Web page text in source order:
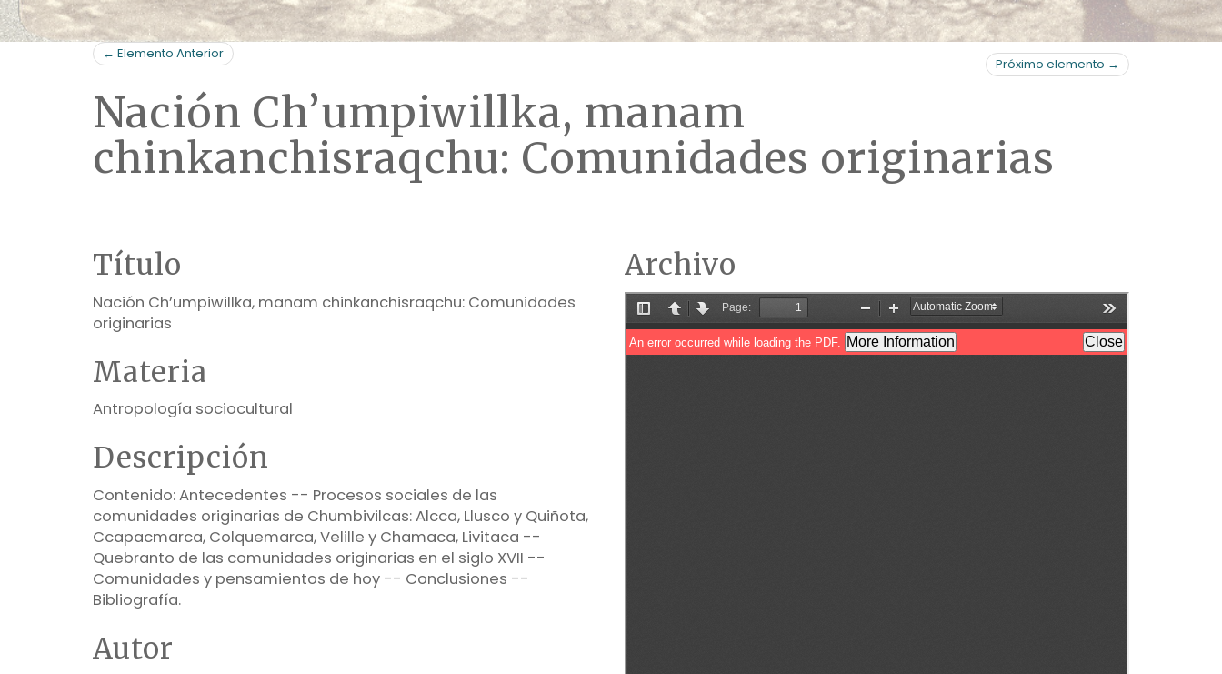
← Elemento Anterior
Próximo elemento →
Nación Ch’umpiwillka, manam
chinkanchisraqchu: Comunidades originarias
Título
Nación Ch’umpiwillka, manam chinkanchisraqchu: Comunidades
originarias
Materia
Antropología sociocultural
Descripción
Contenido: Antecedentes -- Procesos sociales de las
comunidades originarias de Chumbivilcas: Alcca, Llusco y Quiñota,
Ccapacmarca, Colquemarca, Velille y Chamaca, Livitaca --
Quebranto de las comunidades originarias en el siglo XVII --
Comunidades y pensamientos de hoy -- Conclusiones --
Bibliografía.
Autor
Archivo